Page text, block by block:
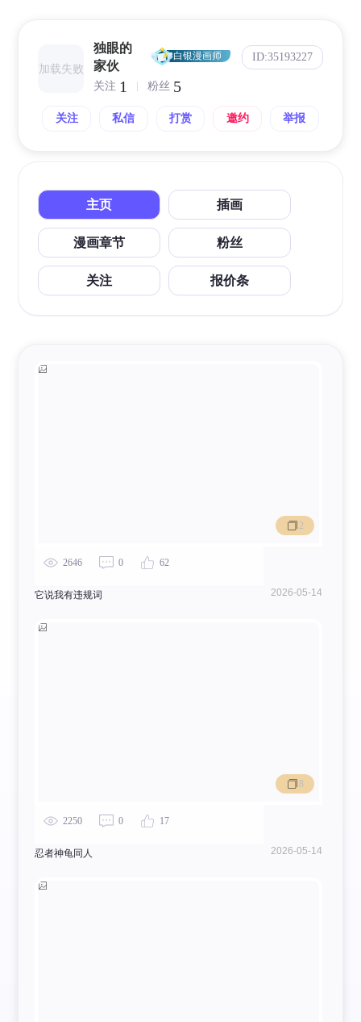
加载失败
独眼的
家伙
白银漫画师 ID:35193227
关注 1 粉丝 5
关注 私信 打赏 邀约 举报
主页 插画
漫画章节 粉丝
关注 报价条
2646 0 62
它说我有违规词 2026-05-14
2
2250 0 17
忍者神龟同人 2026-05-14
8